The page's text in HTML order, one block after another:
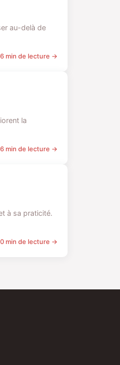
au-delà de
6 min de lecture →
la
6 min de lecture →
à sa praticité.
min de lecture →